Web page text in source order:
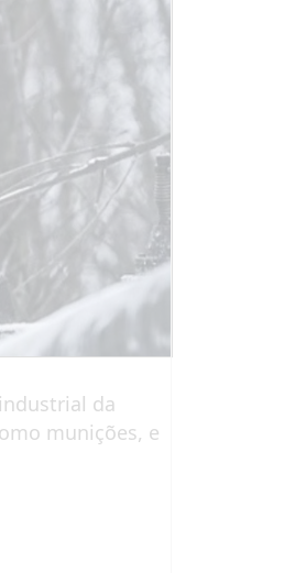
da
munições, e